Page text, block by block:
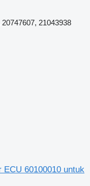
21043938
60100010 untuk